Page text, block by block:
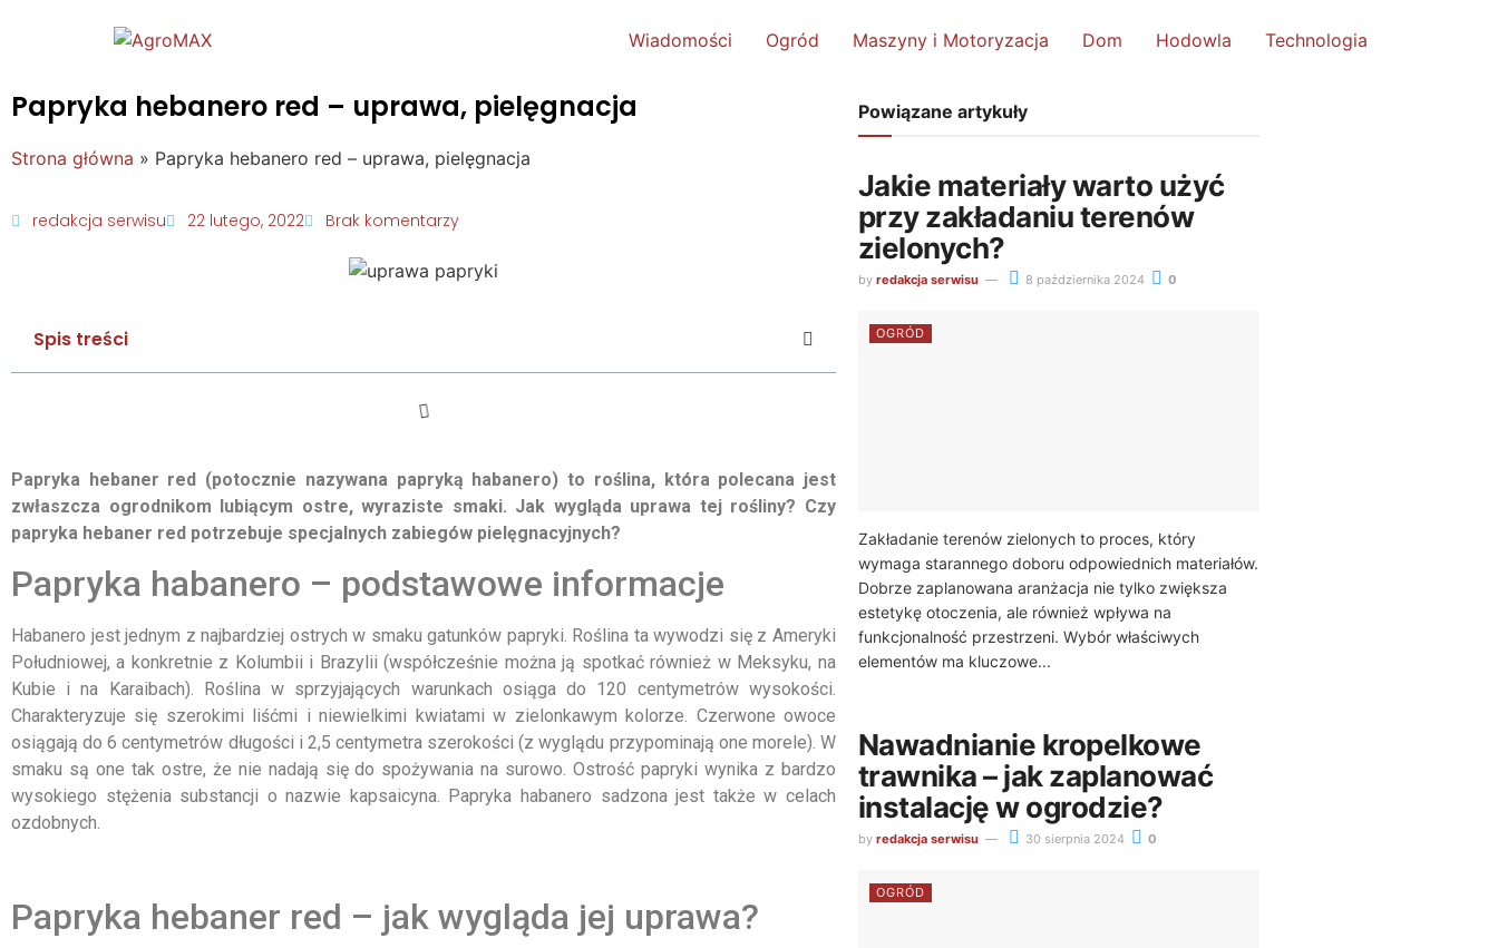
Wiadomości Ogród Maszyny i Motoryzacja Dom Hodowla Technologia
Papryka hebanero red – uprawa, pielęgnacja
Strona główna » Papryka hebanero red – uprawa, pielęgnacja
redakcja serwisu 22 lutego, 2022 Brak komentarzy
Spis treści
Papryka hebaner red (potocznie nazywana papryką habanero) to roślina, która polecana jest
zwłaszcza ogrodnikom lubiącym ostre, wyraziste smaki. Jak wygląda uprawa tej rośliny? Czy
papryka hebaner red potrzebuje specjalnych zabiegów pielęgnacyjnych?
Papryka habanero – podstawowe informacje
Habanero jest jednym z najbardziej ostrych w smaku gatunków papryki. Roślina ta wywodzi się z Ameryki
Południowej, a konkretnie z Kolumbii i Brazylii (współcześnie można ją spotkać również w Meksyku, na
Kubie i na Karaibach). Roślina w sprzyjających warunkach osiąga do 120 centymetrów wysokości.
Charakteryzuje się szerokimi liśćmi i niewielkimi kwiatami w zielonkawym kolorze. Czerwone owoce
osiągają do 6 centymetrów długości i 2,5 centymetra szerokości (z wyglądu przypominają one morele). W
smaku są one tak ostre, że nie nadają się do spożywania na surowo. Ostrość papryki wynika z bardzo
wysokiego stężenia substancji o nazwie kapsaicyna. Papryka habanero sadzona jest także w celach
ozdobnych.
Papryka hebaner red – jak wygląda jej uprawa?
Powiązane artykuły
Jakie materiały warto użyć
przy zakładaniu terenów
zielonych?
by redakcja serwisu 8 października 2024 0
OGRÓD
Zakładanie terenów zielonych to proces, który
wymaga starannego doboru odpowiednich materiałów.
Dobrze zaplanowana aranżacja nie tylko zwiększa
estetykę otoczenia, ale również wpływa na
funkcjonalność przestrzeni. Wybór właściwych
elementów ma kluczowe...
Nawadnianie kropelkowe
trawnika – jak zaplanować
instalację w ogrodzie?
by redakcja serwisu 30 sierpnia 2024 0
OGRÓD